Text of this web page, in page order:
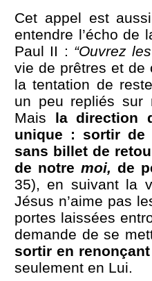
Cet appel est
entendre l’écho de
Paul II : “Ouvrez
vie de prêtres et de
la tentation de
un peu repliés sur
Mais la direction
unique : sortir de
sans billet de
de notre moi, de
35), en suivant la
Jésus n’aime pas
portes laissées
demande de se
sortir en
seulement en Lui.